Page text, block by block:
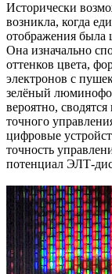
Исторически
возникла, когда
отображения была
Она изначально
оттенков цвета,
электронов с
зелёный
вероятно,
точного
цифровые
точность
потенциал ЭЛТ-